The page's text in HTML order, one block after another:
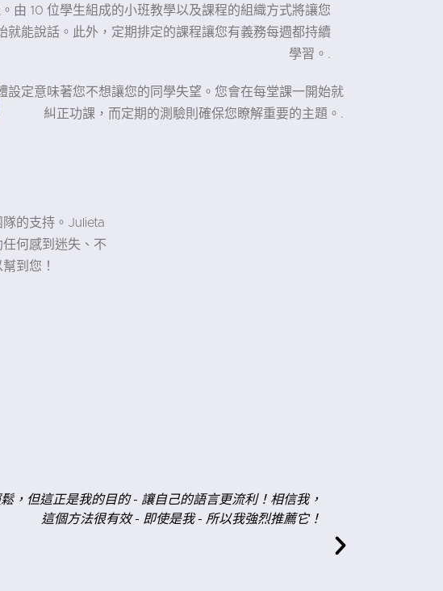
由 10 位學生組成的小班教學以及課程的組織方式將讓您
就能說話。此外，定期排定的課程讓您有義務每週都持續
學習。.
設定意味著您不想讓您的同學失望。您會在每堂課一開始就
糾正功課，而定期的測驗則確保您瞭解重要的主題。.
的支持。Julieta
何感到迷失、不
到您！
下是我認為最有幫助的活動：1) 角色扮演，或用德語談
讀時提出自己的問題。3) 布置的作業是寫一段我在瑞士